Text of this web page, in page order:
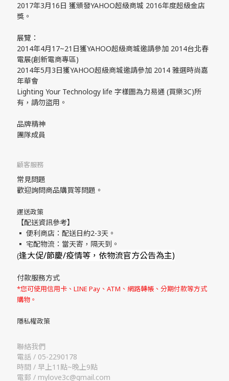
2017年3月16日 獲頒發YAHOO超級商城 2016年度超級金店
獎。
展覽：
2014年4月17~21日獲YAHOO超級商城邀請參加 2014台北春
電展(創新電商專區)
2014年5月3日獲YAHOO超級商城邀請參加 2014 雅選時尚嘉
年華會
Lighting Your Technology life 字樣圖為力易通 (買樂3C)所
有，請勿盜用。
品牌精神
團隊成員
顧客服務
常見問題
歡迎詢問商品購買等問題。
運送政策
【配送資訊參考】
▪ 便利商店：配送日約2-3天。
▪ 宅配物流：當天寄，隔天到。
(逢大促/節慶/疫情等，依物流官方公告為主)
付款服務方式
*您可使用信用卡、LINE Pay、ATM、網路轉帳、分期付款等方式
購物。
隱私權政策
聯絡我們
電話 / 05-2290178
時間 / 早上11點~晚上9點
電郵 / mylove3c@gmail.com